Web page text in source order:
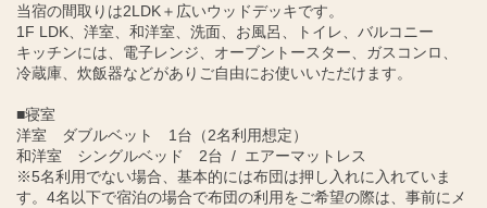
当宿の間取りは2LDK＋広いウッドデッキです。
1F LDK、洋室、和洋室、洗面、お風呂、トイレ、バルコニー
キッチンには、電子レンジ、オーブントースター、ガスコンロ、
冷蔵庫、炊飯器などがありご自由にお使いいただけます。
■寝室
洋室 ダブルベット 1台（2名利用想定）
和洋室 シングルベッド 2台 / エアーマットレス
※5名利用でない場合、基本的には布団は押し入れに入れていま
す。4名以下で宿泊の場合で布団の利用をご希望の際は、事前にメ